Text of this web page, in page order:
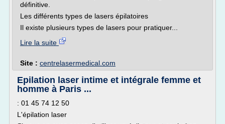
définitive.
Les différents types de lasers épilatoires
Il existe plusieurs types de lasers pour pratiquer...
Lire la suite
Site : centrelasermedical.com
Epilation laser intime et intégrale femme et
homme à Paris ...
: 01 45 74 12 50
L'épilation laser